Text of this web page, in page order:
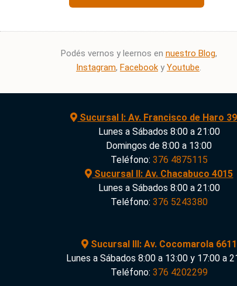
Podés vernos y leernos en nuestro Blog,
Instagram, Facebook y Youtube.
Sucursal I: Av. Francisco de Haro
Lunes a Sábados 8:00 a 21:00
Domingos de 8:00 a 13:00
Teléfono: 376 4875115
Sucursal II: Av. Chacabuco 4015
Lunes a Sábados 8:00 a 21:00
Teléfono: 376 5243380
Sucursal III: Av. Cocomarola 6611
Lunes a Sábados 8:00 a 13:00 y 17:00 a
Teléfono: 376 4202299